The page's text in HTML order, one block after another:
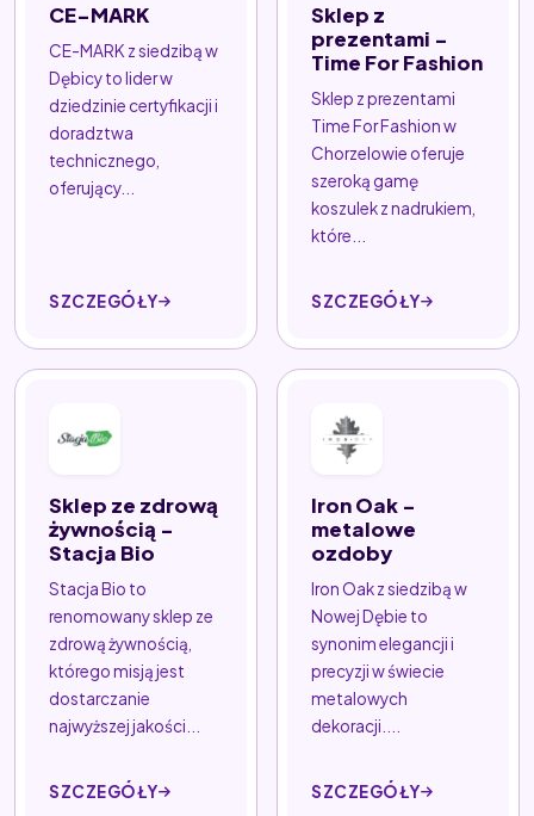
CE-MARK
CE-MARK z siedzibą w
Dębicy to lider w
dziedzinie certyfikacji i
doradztwa
technicznego,
oferujący...
SZCZEGÓŁY
Sklep z
prezentami -
Time For Fashion
Sklep z prezentami
Time For Fashion w
Chorzelowie oferuje
szeroką gamę
koszulek z nadrukiem,
które...
SZCZEGÓŁY
Sklep ze zdrową
żywnością -
Stacja Bio
Stacja Bio to
renomowany sklep ze
zdrową żywnością,
którego misją jest
dostarczanie
najwyższej jakości...
SZCZEGÓŁY
Iron Oak -
metalowe
ozdoby
Iron Oak z siedzibą w
Nowej Dębie to
synonim elegancji i
precyzji w świecie
metalowych
dekoracji....
SZCZEGÓŁY